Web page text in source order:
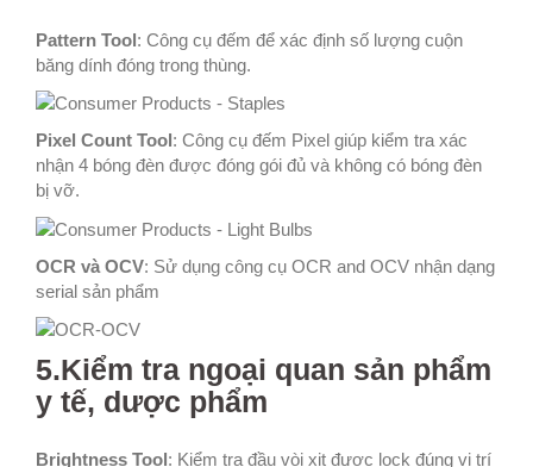
Pattern Tool: Công cụ đếm để xác định số lượng cuộn
băng dính đóng trong thùng.
Pixel Count Tool: Công cụ đếm Pixel giúp kiểm tra xác
nhận 4 bóng đèn được đóng gói đủ và không có bóng đèn
bị vỡ.
OCR và OCV: Sử dụng công cụ OCR and OCV nhận dạng
serial sản phẩm
5.Kiểm tra ngoại quan sản phẩm
y tế, dược phẩm
Brightness Tool: Kiểm tra đầu vòi xịt được lock đúng vị trí